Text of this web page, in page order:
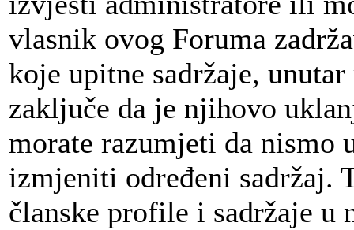
vlasnik ovog Foruma
koje upitne sadržaje,
zaključe da je njihovo
morate razumjeti da
izmjeniti određeni sadržaj.
članske profile i sadržaje u